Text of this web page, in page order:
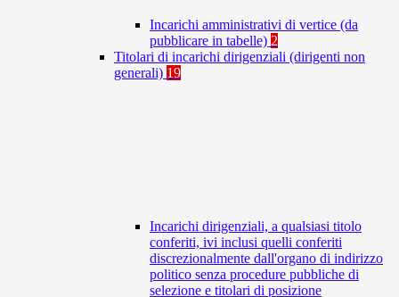
Incarichi amministrativi di vertice (da
pubblicare in tabelle) 2
Titolari di incarichi dirigenziali (dirigenti non
generali) 19
Incarichi dirigenziali, a qualsiasi titolo
conferiti, ivi inclusi quelli conferiti
discrezionalmente dall'organo di indirizzo
politico senza procedure pubbliche di
selezione e titolari di posizione